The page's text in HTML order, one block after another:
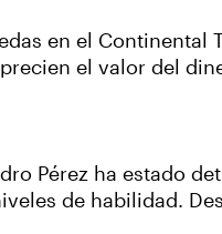
en el Continental
el valor del
Pérez ha estado
de habilidad.